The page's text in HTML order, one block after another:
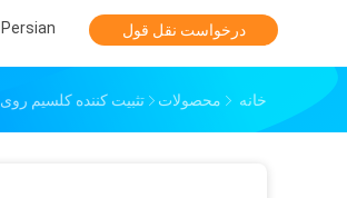
Persian درخواست نقل قول
خانه محصولات تثبیت کننده کلسیم روی